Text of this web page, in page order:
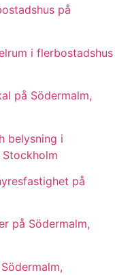
på
i flerbostadshus
på Södermalm,
belysning i
på
på Södermalm,